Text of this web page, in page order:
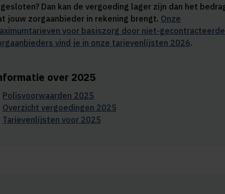
Dan kan de vergoeding lager zijn dan het
jouw zorgaanbieder in rekening brengt. Onze
voor basiszorg door niet-gecontracteerde
vind je in onze tarievenlijsten 2026.
over 2025
Polisvoorwaarden 2025
Overzicht vergoedingen 2025
Tarievenlijsten voor 2025